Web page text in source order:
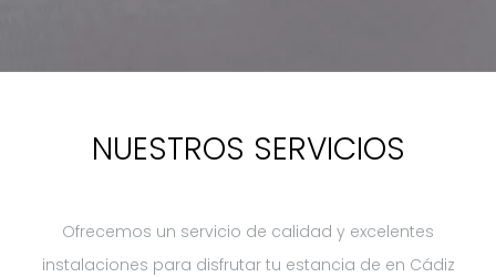
NUESTROS SERVICIOS
Ofrecemos un servicio de calidad y excelentes
instalaciones para disfrutar tu estancia de en Cádiz